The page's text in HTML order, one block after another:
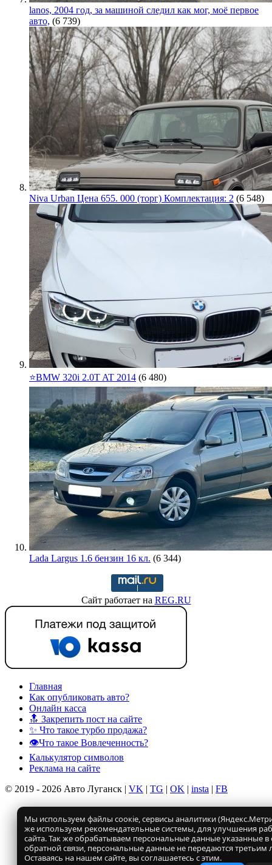
lanos, 2004 год, за машиной следил как мог, моё первое
авто, (6 739)
Niva Urban Цена 655. 000 (торг) Комплектация: 2 (6 548)
⭐️BMW 320i 2.0T AT 2014 (6 480)
Lada Largus 1.6 бензин 16 кл. (6 344)
Сайт работает на REG.RU
Главная
Как опубликовать авто?
Онлайн касса
🔝 Закрепить пост на сайте
✨ Что такое турбо продажа?
👁️Что такое Вовлеченность?
Калькулятор символов
Реклама на сайте
© 2019 - 2026 Авто Луганск | VK | TG | OK | insta | FB
Мы используем файлы соокіе, сервисы аналитики
же используем рекомендательные системы, для улучшения
сайта. Так же обрабатываем персональные данные указанные
обратной связи, персональные данные не передаются третьим
Оставаясь на нашем сайте, вы соглашаетесь с этим.